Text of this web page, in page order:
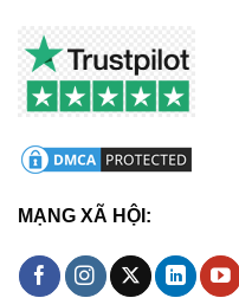
MẠNG XÃ HỘI: